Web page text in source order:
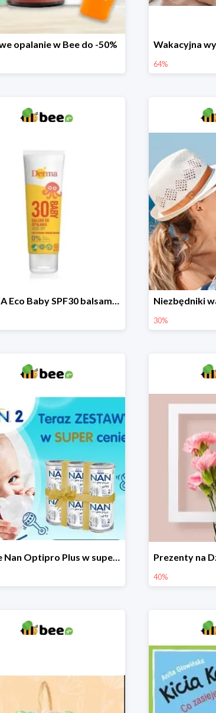
opalanie w Bee do -50%
64%
DERMA Eco Baby SPF30 balsam przeciwsłoneczny dla dzieci
30%
Nestle Nan Optipro Plus w super cenach!
40%